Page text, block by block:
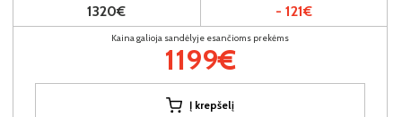
1320€ - 121€
Kaina galioja sandėlyje esančioms prekėms
1199€
Į krepšelį